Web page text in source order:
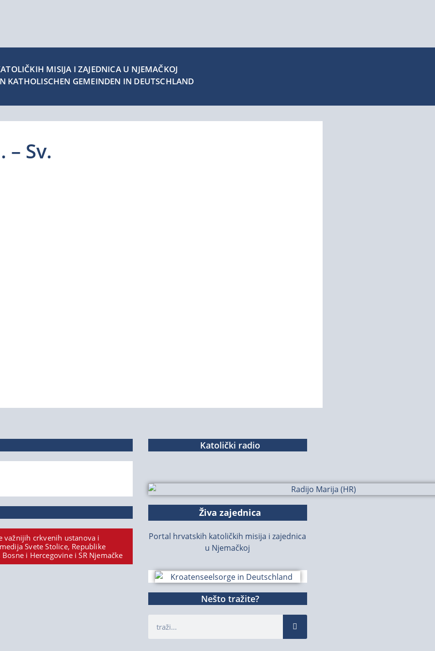
MISIJA I ZAJEDNICA U NJEMAČKOJ
KATHOLISCHEN GEMEINDEN IN DEUTSCHLAND
– Sv.
važnijih crkvenih ustanova i
Svete Stolice, Republike
i Hercegovine i SR Njemačke
Katolički radio
Živa zajednica
Portal hrvatskih katoličkih misija i zajednica
u Njemačkoj
Nešto tražite?